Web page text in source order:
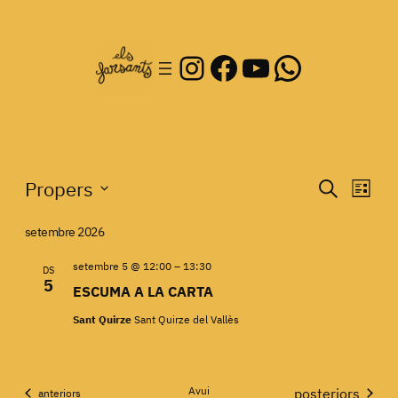
Instagram
Facebook
YouTube
Esdeveniments CercaLlista
Propers
una
setembre 2026
DS
5 ESCUMA A LA CARTA
setembre 5 @ 12:00– 13:30
Sant Quirze Sant Quirze del Vallès
Esdeveniments
anteriors Avui Esdeveniments
posteriors